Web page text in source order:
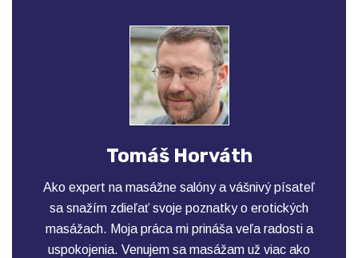
Tomáš Horváth
Ako expert na masážne salóny a vášnivý písateľ
sa snažím zdieľať svoje poznatky o erotických
masážach. Moja práca mi prináša veľa radosti a
uspokojenia. Venujem sa masážam už viac ako